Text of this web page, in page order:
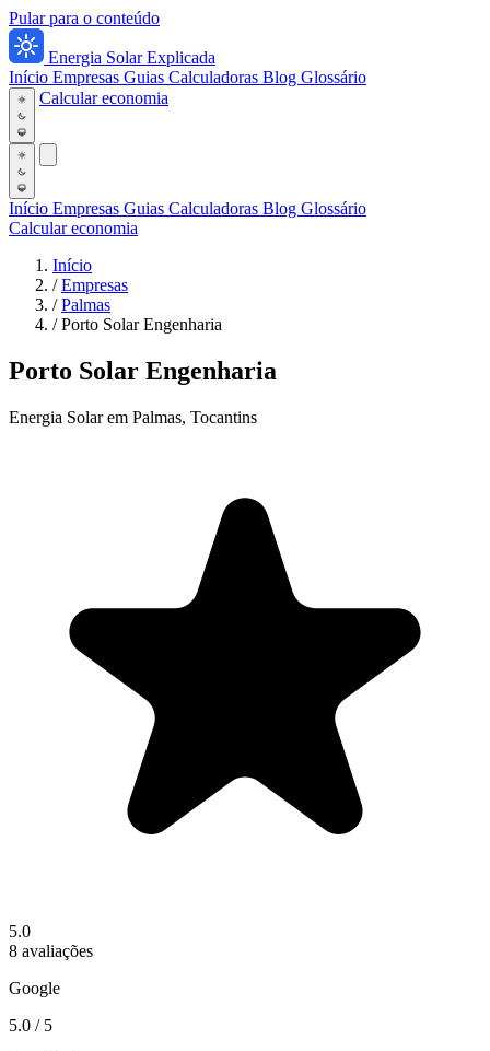
Pular para o conteúdo
Energia Solar Explicada
Início Empresas Guias Calculadoras Blog Glossário
Calcular economia
Início Empresas Guias Calculadoras Blog Glossário
Calcular economia
Início
/ Empresas
/ Palmas
/ Porto Solar Engenharia
Porto Solar Engenharia
Energia Solar em Palmas, Tocantins
5.0
8 avaliações
Google
5.0 / 5